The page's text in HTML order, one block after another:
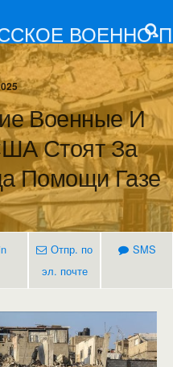
ВОЕННО-
Военные И
Стоят За
Помощи Газе
Отпр. по
эл. почте
SMS